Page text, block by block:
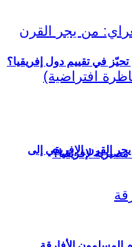
يجر القرن الإفريقي إلى
في تقييم دول إفريقيا؟
مصيرية لإفريقيا؟